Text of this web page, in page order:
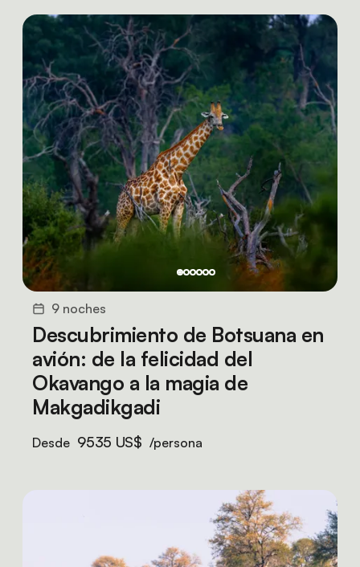
9 noches
Descubrimiento de Botsuana en
avión: de la felicidad del
Okavango a la magia de
Makgadikgadi
Desde 9535 US$ /persona